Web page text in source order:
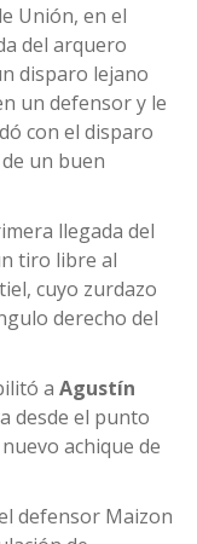
Unión, en el
del arquero
disparo lejano
un defensor y le
con el disparo
un buen
llegada del
tiro libre al
cuyo zurdazo
derecho del
a Agustín
desde el punto
achique de
defensor Maizon